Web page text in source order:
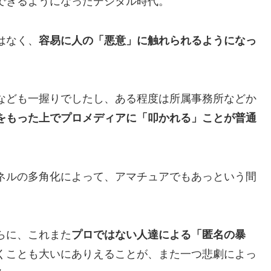
く、 容易に人の「悪意」に触れられるようになっ
も一握りでしたし、ある程度は所属事務所などか
もった上でプロメディアに「叩かれる」ことが普通
の多角化によって、アマチュアでもあっという間
に、これまたプロではない人達による「匿名の暴
とも大いにありえることが、また一つ悲劇によっ